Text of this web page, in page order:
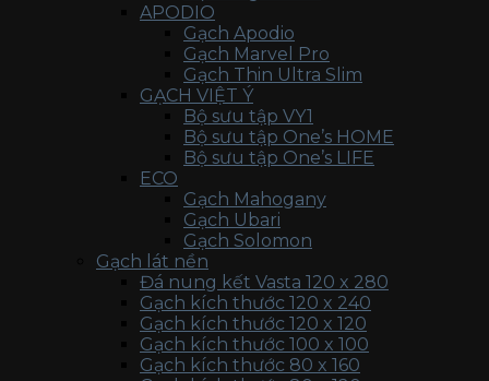
APODIO
Gạch Apodio
Gạch Marvel Pro
Gạch Thin Ultra Slim
GẠCH VIỆT Ý
Bộ sưu tập VY1
Bộ sưu tập One’s HOME
Bộ sưu tập One’s LIFE
ECO
Gạch Mahogany
Gạch Ubari
Gạch Solomon
Gạch lát nền
Đá nung kết Vasta 120 x 280
Gạch kích thước 120 x 240
Gạch kích thước 120 x 120
Gạch kích thước 100 x 100
Gạch kích thước 80 x 160